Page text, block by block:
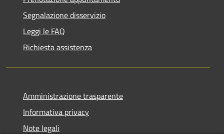
Segnalazione disservizio
Leggi le FAQ
Richiesta assistenza
Amministrazione trasparente
Informativa privacy
Note legali